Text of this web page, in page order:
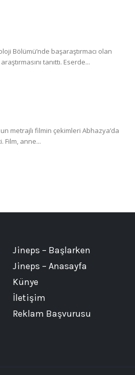
Bölümü’nde başaraştırmacı olan
tanıttı. Eserde...
metrajlı filmin çekimleri Abhazya’da
Film, anne...
Jineps – Başlarken
Jineps – Anasayfa
Künye
İletişim
Reklam Başvurusu